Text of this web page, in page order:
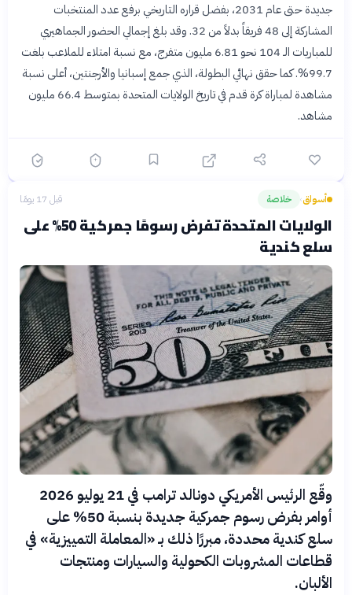
جديدة حتى عام 2031، بفضل قراره التاريخي برفع عدد المنتخبات
المشاركة إلى 48 فريقاً بدلاً من 32. وقد بلغ إجمالي الحضور الجماهيري
للمباريات الـ 104 نحو 6.81 مليون متفرج، مع نسبة امتلاء للملاعب بلغت
99.7%. كما حقق نهائي البطولة، الذي جمع إسبانيا والأرجنتين، أعلى نسبة
مشاهدة لمباراة كرة قدم في تاريخ الولايات المتحدة بمتوسط 66.4 مليون
مشاهد.
أسواق› خلاصة قبل 17 يومًا
الولايات المتحدة تفرض رسومًا جمركية 50% على
سلع كندية
وقّع الرئيس الأمريكي دونالد ترامب في 21 يوليو 2026
أوامر بفرض رسوم جمركية جديدة بنسبة 50% على
سلع كندية محددة، مبررًا ذلك بـ «المعاملة التمييزية» في
قطاعات المشروبات الكحولية والسيارات ومنتجات
الألبان.